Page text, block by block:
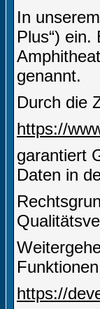
In
Plus“)
genannt.
Durch die
https://
garantiert
Daten in
https://